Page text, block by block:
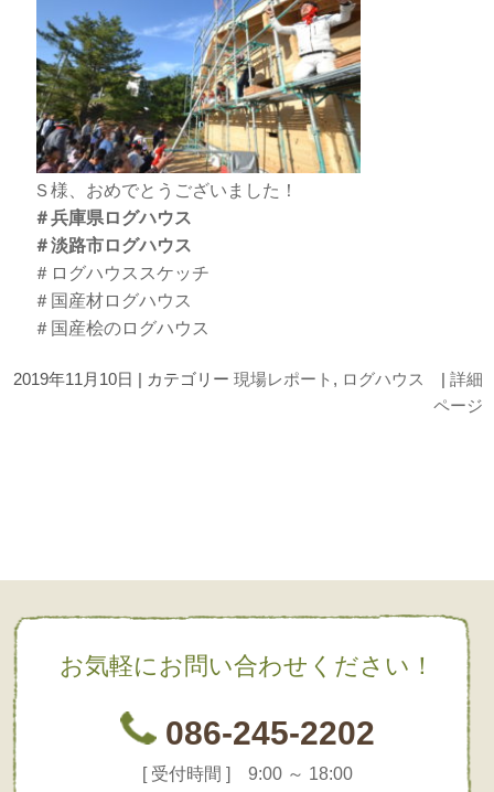
Ｓ様、おめでとうございました！
＃兵庫県ログハウス
＃淡路市ログハウス
＃ログハウススケッチ
＃国産材ログハウス
＃国産桧のログハウス
2019年11月10日 | カテゴリー 現場レポート , ログハウス | 詳細
ページ
お気軽にお問い合わせください！
086-245-2202
[ 受付時間 ] 9:00 ～ 18:00